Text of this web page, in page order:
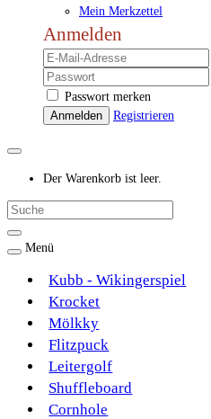
Mein Merkzettel
Anmelden
Passwort merken
Anmelden
Registrieren
Der Warenkorb ist leer.
Menü
Kubb - Wikingerspiel
Krocket
Mölkky
Flitzpuck
Leitergolf
Shuffleboard
Cornhole